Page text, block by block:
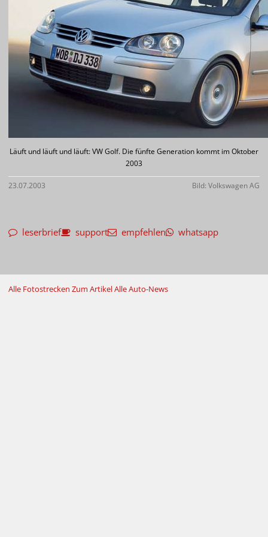
Läuft und läuft und läuft: VW Golf. Die fünfte Generation kommt im Oktober
2003
23.07.2003 Bild: Volkswagen AG
leserbrief support empfehlen whatsapp
Alle Fotostrecken Zum ArtikelAlle Auto-News